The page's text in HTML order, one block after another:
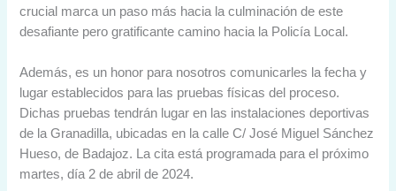
crucial marca un paso más hacia la culminación de este
desafiante pero gratificante camino hacia la Policía Local.
Además, es un honor para nosotros comunicarles la fecha y
lugar establecidos para las pruebas físicas del proceso.
Dichas pruebas tendrán lugar en las instalaciones deportivas
de la Granadilla, ubicadas en la calle C/ José Miguel Sánchez
Hueso, de Badajoz. La cita está programada para el próximo
martes, día 2 de abril de 2024.